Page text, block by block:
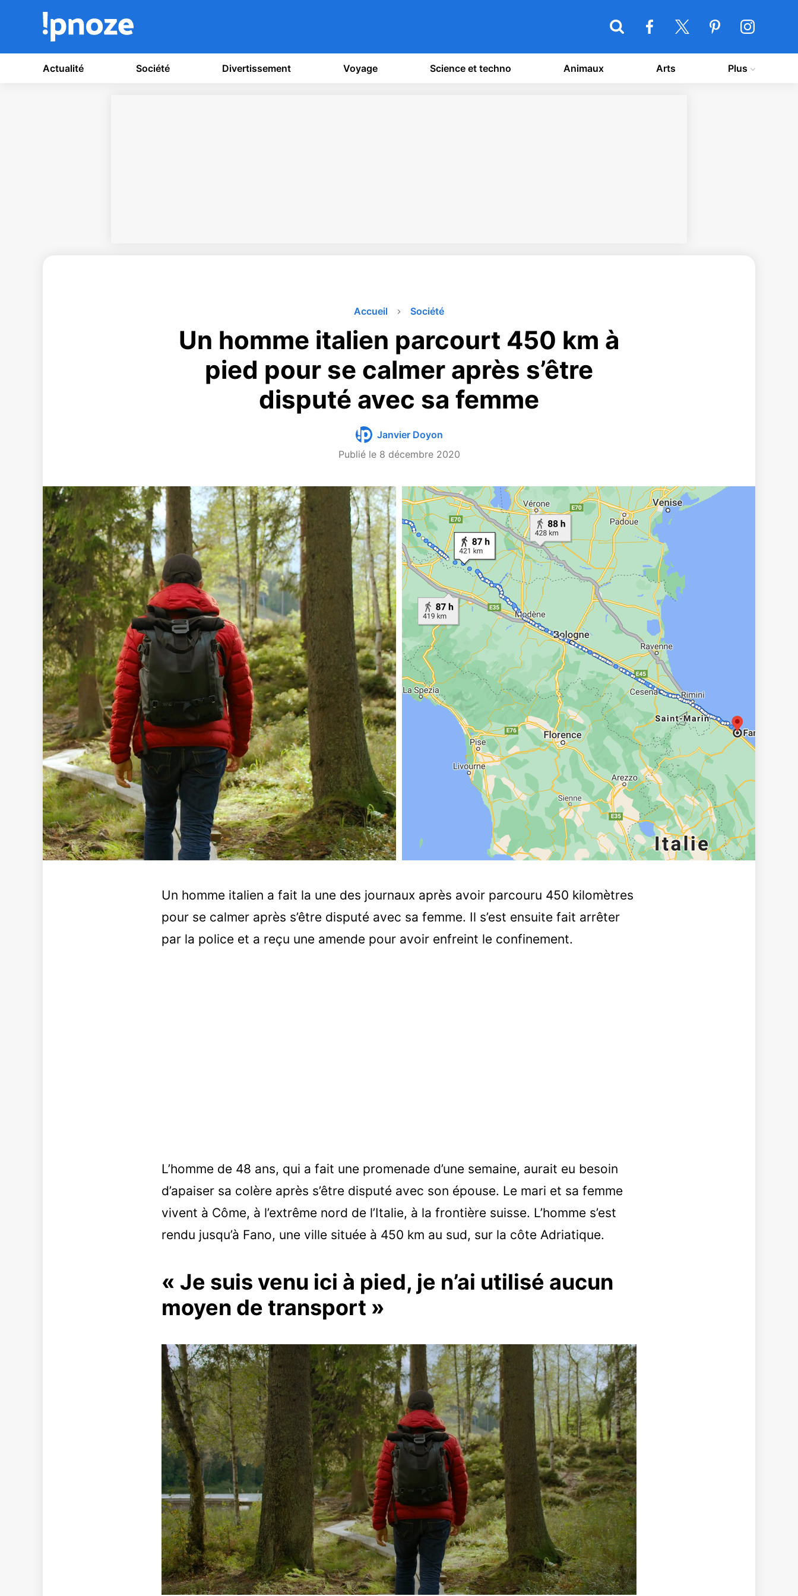
Actualité Société Divertissement Voyage Science et techno Animaux Arts Plus
Accueil Société
Un homme italien parcourt 450 km à
pied pour se calmer après s’être
disputé avec sa femme
Janvier Doyon
Publié le 8 décembre 2020
Un homme italien a fait la une des journaux après avoir parcouru 450 kilomètres
pour se calmer après s’être disputé avec sa femme. Il s’est ensuite fait arrêter
par la police et a reçu une amende pour avoir enfreint le confinement.
L’homme de 48 ans, qui a fait une promenade d’une semaine, aurait eu besoin
d’apaiser sa colère après s’être disputé avec son épouse. Le mari et sa femme
vivent à Côme, à l’extrême nord de l’Italie, à la frontière suisse. L’homme s’est
rendu jusqu’à Fano, une ville située à 450 km au sud, sur la côte Adriatique.
« Je suis venu ici à pied, je n’ai utilisé aucun
moyen de transport »